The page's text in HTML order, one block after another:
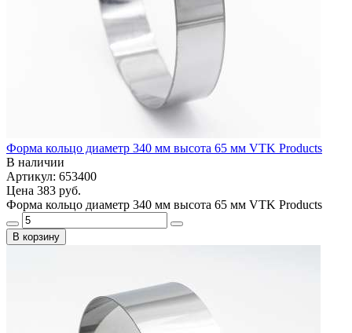
Форма кольцо диаметр 340 мм высота 65 мм VTK Products
В наличии
Артикул: 653400
Цена 383 руб.
Форма кольцо диаметр 340 мм высота 65 мм VTK Products
В корзину